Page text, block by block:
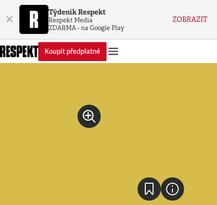
× Týdeník Respekt
Respekt Media
ZDARMA - na Google Play
ZOBRAZIT
Koupit předplatné